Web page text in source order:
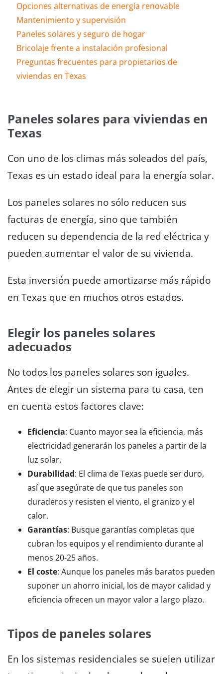
Opciones alternativas de energía renovable
Mantenimiento y supervisión
Paneles solares y seguro de hogar
Bricolaje frente a instalación profesional
Preguntas frecuentes para propietarios de
viviendas en Texas
Paneles solares para viviendas en
Texas
Con uno de los climas más soleados del país,
Texas es un estado ideal para la energía solar.
Los paneles solares no sólo reducen sus
facturas de energía, sino que también
reducen su dependencia de la red eléctrica y
pueden aumentar el valor de su vivienda.
Esta inversión puede amortizarse más rápido
en Texas que en muchos otros estados.
Elegir los paneles solares
adecuados
No todos los paneles solares son iguales.
Antes de elegir un sistema para tu casa, ten
en cuenta estos factores clave:
Eficiencia: Cuanto mayor sea la eficiencia, más
electricidad generarán los paneles a partir de la
luz solar.
Durabilidad: El clima de Texas puede ser duro,
así que asegúrate de que tus paneles son
duraderos y resisten el viento, el granizo y el
calor.
Garantías: Busque garantías completas que
cubran los equipos y el rendimiento durante al
menos 20-25 años.
El coste: Aunque los paneles más baratos pueden
suponer un ahorro inicial, los de mayor calidad y
eficiencia ofrecen un mayor valor a largo plazo.
Tipos de paneles solares
En los sistemas residenciales se suelen utilizar